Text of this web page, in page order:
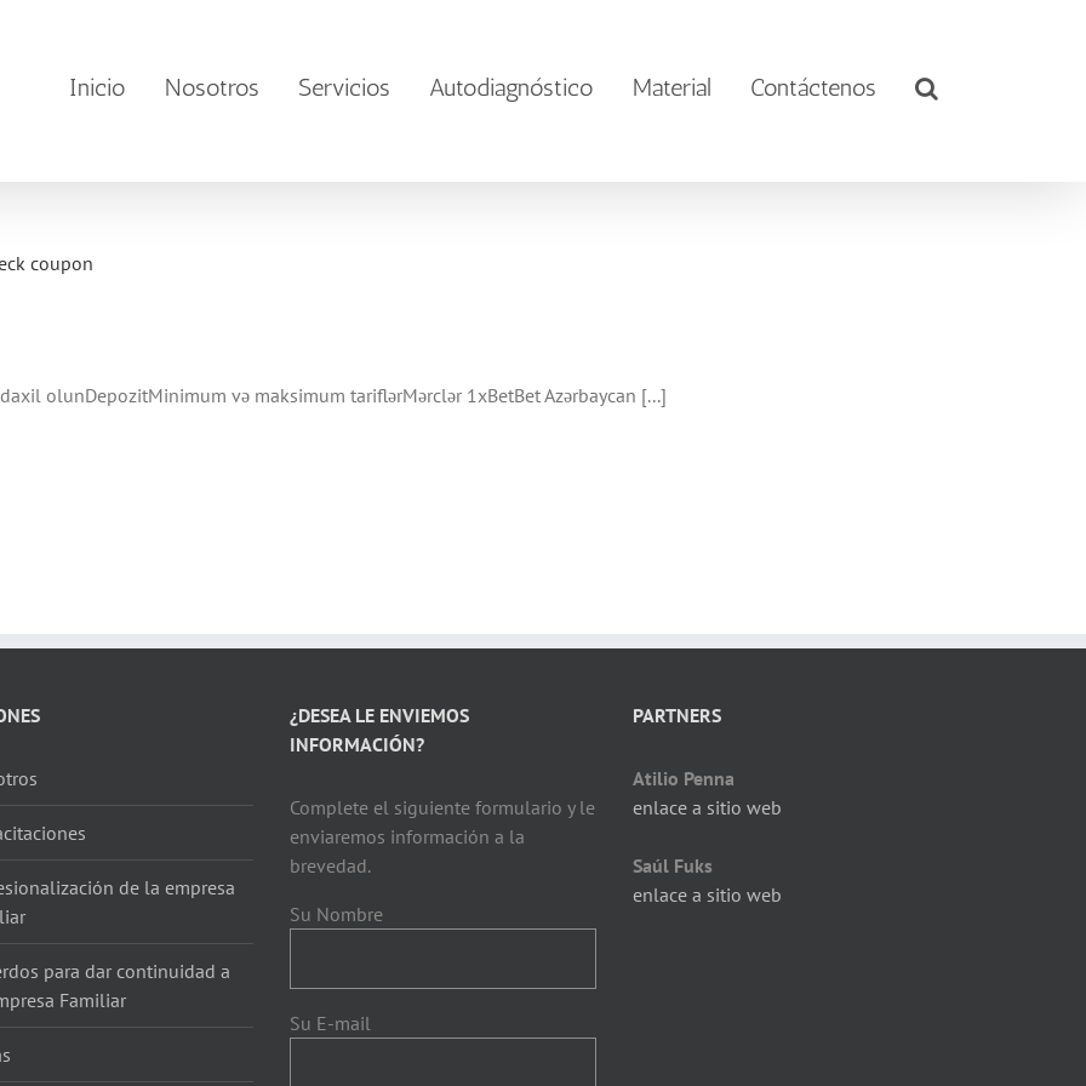
Inicio Nosotros Servicios Autodiagnóstico Material Contáctenos
coupon
daxil olunDepozitMinimum və maksimum tariflərMərclər 1xBetBet Azərbaycan [...]
de la empresa
para dar continuidad a
Familiar
¿DESEA LE ENVIEMOS
INFORMACIÓN?
Complete el siguiente formulario y le
enviaremos información a la
brevedad.
Su Nombre
Su E-mail
PARTNERS
Atilio Penna
enlace a sitio web
Saúl Fuks
enlace a sitio web